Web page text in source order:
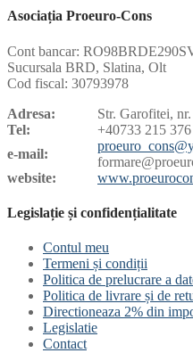
Asociația Proeuro-Cons
Cont bancar:
Sucursala BRD, Slatina, Olt
Cod fiscal: 30793978
Adresa:
Str. Garofitei,
Tel:
+40733 215 376
e-mail:
website:
Legislație și confidențialitate
Contul meu
Termeni și condiții
Politica de prelucrare a
Politica de livrare și de
Directioneaza 2% din
Legislatie
Contact